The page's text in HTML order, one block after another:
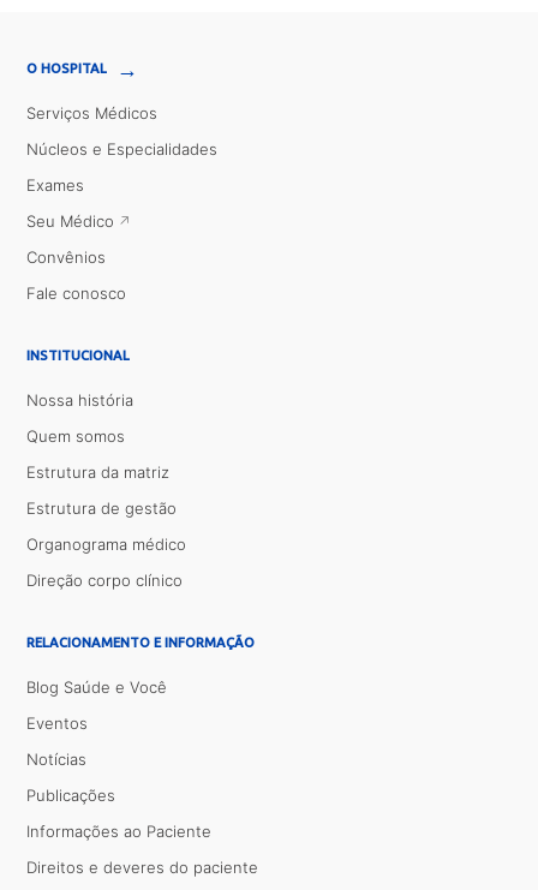
O HOSPITAL →
Serviços Médicos
Núcleos e Especialidades
Exames
Seu Médico
Convênios
Fale conosco
INSTITUCIONAL
Nossa história
Quem somos
Estrutura da matriz
Estrutura de gestão
Organograma médico
Direção corpo clínico
RELACIONAMENTO E INFORMAÇÃO
Blog Saúde e Você
Eventos
Notícias
Publicações
Informações ao Paciente
Direitos e deveres do paciente